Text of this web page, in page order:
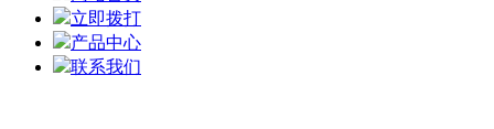
立即拨打
产品中心
联系我们